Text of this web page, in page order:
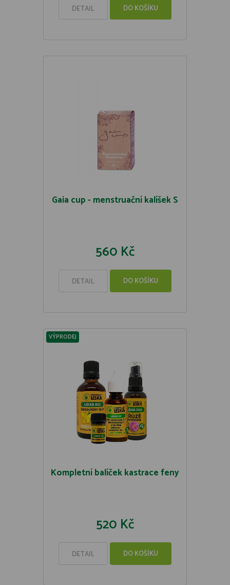
DETAIL DO KOŠÍKU
Gaia cup - menstruační kalíšek S
560 Kč
DETAIL DO KOŠÍKU
VÝPRODEJ
Kompletní balíček kastrace feny
520 Kč
DETAIL DO KOŠÍKU